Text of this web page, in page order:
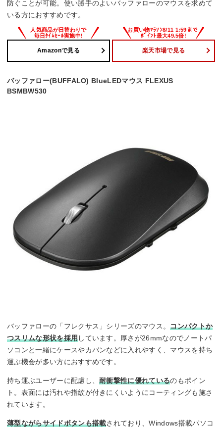
防ぐことが可能。使い勝手のよいバッファローのマウスを求めて
いる方におすすめです。
Amazonで見る 楽天市場で見る
バッファロー(BUFFALO) BlueLEDマウス FLEXUS
BSMBW530
バッファローの「フレクサス」シリーズのマウス。コンパクトか
つスリムな形状を採用しています。厚さが26mmなのでノートパ
ソコンと一緒にケースやカバンなどに入れやすく、マウスを持ち
運ぶ機会が多い方におすすめです。
持ち運ぶユーザーに配慮し、耐衝撃性に優れているのもポイン
ト。表面には汚れや指紋が付きにくいようにコーティングも施さ
れています。
薄型ながらサイドボタンも搭載されており、Windows搭載パソコ